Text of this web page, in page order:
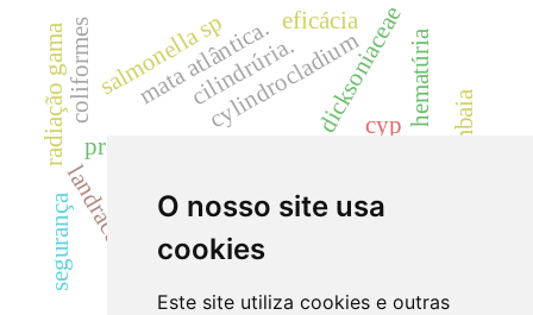
O nosso site usa
cookies
Este site utiliza cookies e outras
predição de interações moleculares
creatinina
dicksoniaceae
cylindrocladium
acácias
cilindrúria.
uréia
hematúria
radiação gama
landrace rutaceae
samambaia
mata atlântica.
salmonella sp
segurança
eficácia
coliformes
espinho de agulha
cyp